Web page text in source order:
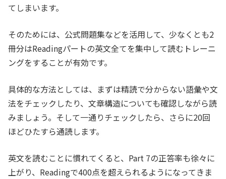
てしまいます。
そのためには、公式問題集などを活用して、少なくとも2
冊分はReadingパートの英文全てを集中して読むトレーニ
ングをすることが有効です。
具体的な方法としては、まずは精読で分からない語彙や文
法をチェックしたり、文章構造についても確認しながら読
みましょう。そして一通りチェックしたら、さらに20回
ほどひたすら通読します。
英文を読むことに慣れてくると、Part 7の正答率も徐々に
上がり、Readingで400点を超えられるようになってきま